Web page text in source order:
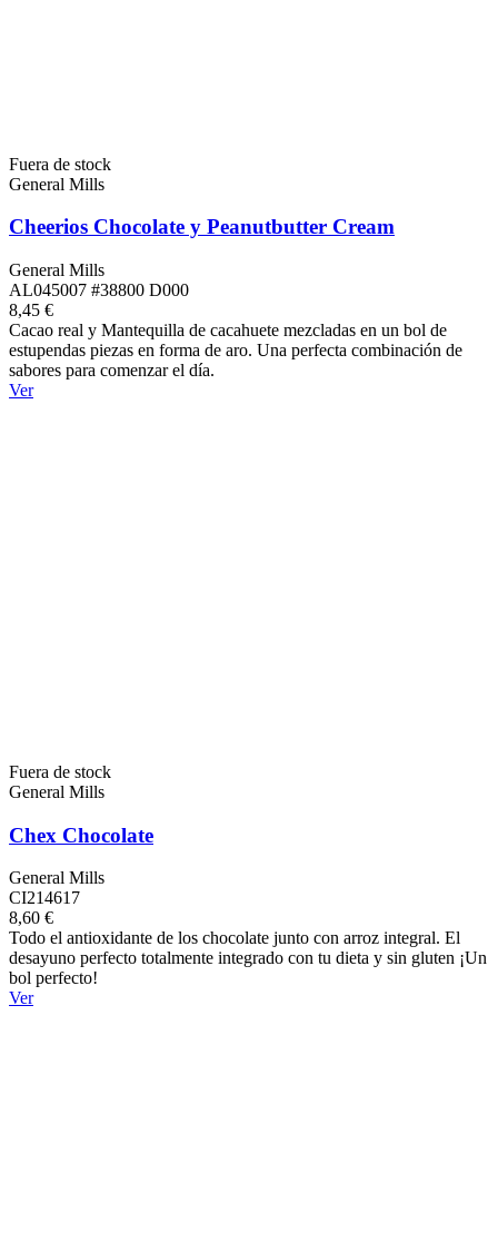
Fuera de stock
General Mills
Cheerios Chocolate y Peanutbutter Cream
General Mills
AL045007 #38800 D000
8,45 €
Cacao real y Mantequilla de cacahuete mezcladas en un bol de
estupendas piezas en forma de aro. Una perfecta combinación de
sabores para comenzar el día.
Ver
Fuera de stock
General Mills
Chex Chocolate
General Mills
CI214617
8,60 €
Todo el antioxidante de los chocolate junto con arroz integral. El
desayuno perfecto totalmente integrado con tu dieta y sin gluten ¡Un
bol perfecto!
Ver